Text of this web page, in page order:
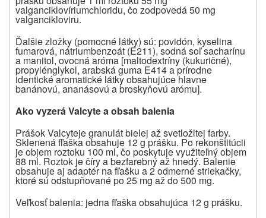
valganciklovíriumchloridu, čo zodpovedá 50 mg
valgancikloviru.
Ďalšie zložky (pomocné látky) sú: povidón, kyselina
fumarová, nátriumbenzoát (E211), sodná soľ sacharínu
a manitol, ovocná aróma [maltodextríny (kukuričné),
propylénglykol, arabská guma E414 a prírodne
identické aromatické látky obsahujúce hlavne
banánovú, ananásovú a broskyňovú arómu].
Ako vyzeráValcytea obsah balenia
PrášokValcyteje granulát bielej až svetložltej farby.
Sklenená fľaška obsahuje 12 g prášku. Po rekonštitúcii
je objem roztoku 100 ml, čo poskytuje využiteľný objem
88 ml. Roztok je číry a bezfarebný až hnedý. Balenie
obsahuje aj adaptér na fľašku a 2 odmerné striekačky,
ktoré sú odstupňované po 25 mg až do 500 mg.
Veľkosť balenia: jedna fľaška obsahujúca 12 g prášku.